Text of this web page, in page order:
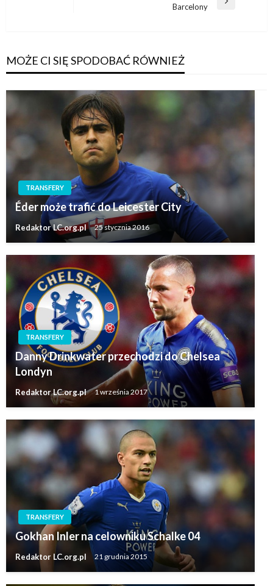
Barcelony
MOŻE CI SIĘ SPODOBAĆ RÓWNIEŻ
TRANSFERY
Éder może trafić do Leicester City
Redaktor LC.org.pl 25 stycznia 2016
TRANSFERY
Danny Drinkwater przechodzi do Chelsea
Londyn
Redaktor LC.org.pl 1 września 2017
TRANSFERY
Gokhan Inler na celowniku Schalke 04
Redaktor LC.org.pl 21 grudnia 2015